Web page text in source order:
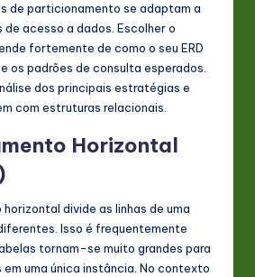
de particionamento se adaptam a
acesso a dados. Escolher o
fortemente de como o seu ERD
os padrões de consulta esperados.
dos principais estratégias e
com estruturas relacionais.
Horizontal
divide as linhas de uma
Isso é frequentemente
tornam-se muito grandes para
em uma única instância. No contexto